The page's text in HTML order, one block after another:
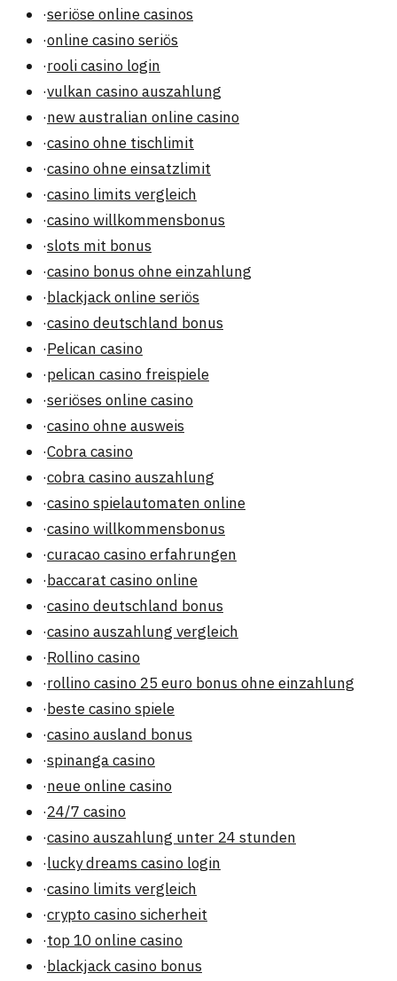
·seriöse online casinos
·online casino seriös
·rooli casino login
·vulkan casino auszahlung
·new australian online casino
·casino ohne tischlimit
·casino ohne einsatzlimit
·casino limits vergleich
·casino willkommensbonus
·slots mit bonus
·casino bonus ohne einzahlung
·blackjack online seriös
·casino deutschland bonus
·Pelican casino
·pelican casino freispiele
·seriöses online casino
·casino ohne ausweis
·Cobra casino
·cobra casino auszahlung
·casino spielautomaten online
·casino willkommensbonus
·curacao casino erfahrungen
·baccarat casino online
·casino deutschland bonus
·casino auszahlung vergleich
·Rollino casino
·rollino casino 25 euro bonus ohne einzahlung
·beste casino spiele
·casino ausland bonus
·spinanga casino
·neue online casino
·24/7 casino
·casino auszahlung unter 24 stunden
·lucky dreams casino login
·casino limits vergleich
·crypto casino sicherheit
·top 10 online casino
·blackjack casino bonus